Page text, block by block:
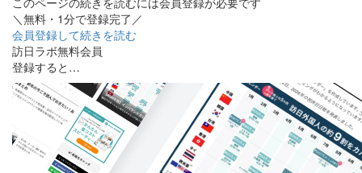
＼無料・1分で登録完了／
会員登録して続きを読む
訪日ラボ無料会員
登録すると…